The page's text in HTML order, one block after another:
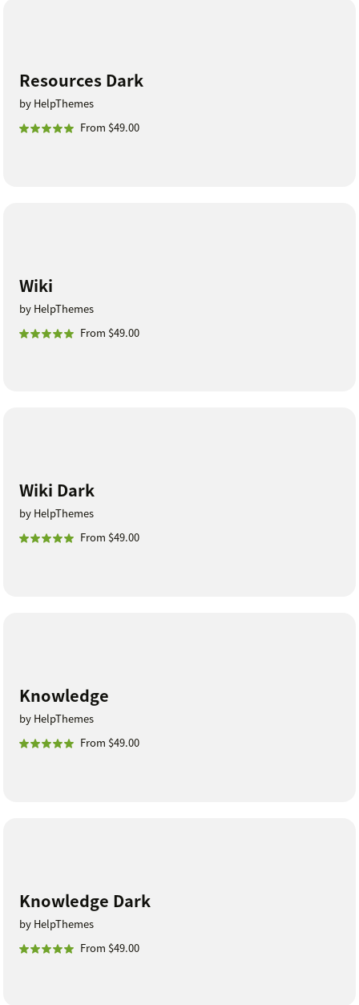
Resources Dark
by HelpThemes
From $49.00
Wiki
by HelpThemes
From $49.00
Wiki Dark
by HelpThemes
From $49.00
Knowledge
by HelpThemes
From $49.00
Knowledge Dark
by HelpThemes
From $49.00